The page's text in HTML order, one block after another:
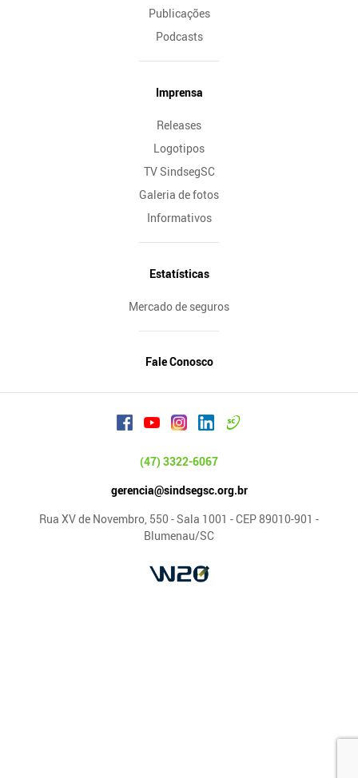
Publicações
Podcasts
Imprensa
Releases
Logotipos
TV SindsegSC
Galeria de fotos
Informativos
Estatísticas
Mercado de seguros
Fale Conosco
(47) 3322-6067
gerencia@sindsegsc.org.br
Rua XV de Novembro, 550 - Sala 1001 - CEP 89010-901 -
Blumenau/SC